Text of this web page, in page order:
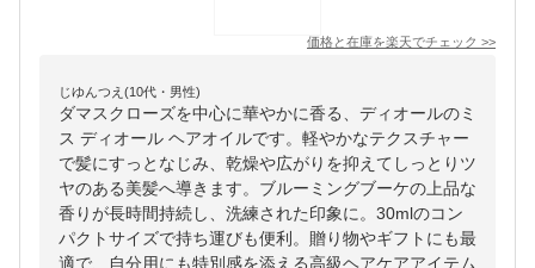
価格と在庫を楽天でチェック >>
じゆんつえ(10代・男性)
ダマスクローズを中心に華やかに香る、ディオールのミ
ス ディオール ヘアオイルです。軽やかなテクスチャー
で髪にすっとなじみ、乾燥や広がりを抑えてしっとりツ
ヤのある美髪へ導きます。ブルーミングブーケの上品な
香りが長時間持続し、洗練された印象に。30mlのコン
パクトサイズで持ち運びも便利。贈り物やギフトにも最
適で、自分用にも特別感を添える高級ヘアケアアイテム